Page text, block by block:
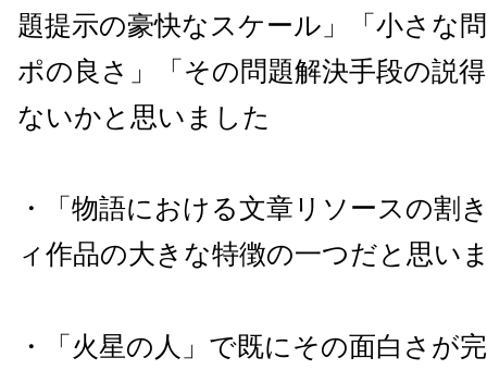
題提示の豪快なスケール」「小さな
ポの良さ」「その問題解決手段の説
ないかと思いました
・「物語における文章リソースの割
ィ作品の大きな特徴の一つだと思い
・「火星の人」で既にその面白さが